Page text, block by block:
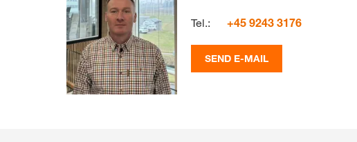
Tel.: +45 9243 3176
SEND E-MAIL